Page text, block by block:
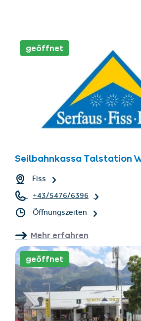
geöffnet
Seilbahnkassa Talstation
Fiss
+43/5476/6396
Öffnungszeiten
Mehr erfahren
geöffnet